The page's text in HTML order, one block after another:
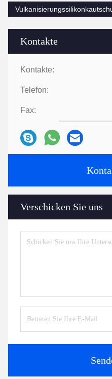
Kontakte
Kontakte:
Telefon:
Fax:
Verschicken Sie uns